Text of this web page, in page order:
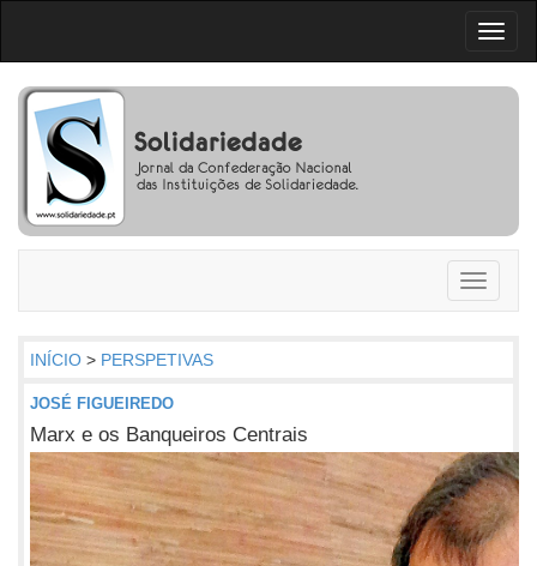
Toggle
INÍCIO > PERSPETIVAS
JOSÉ FIGUEIREDO
Marx e os Banqueiros Centrais